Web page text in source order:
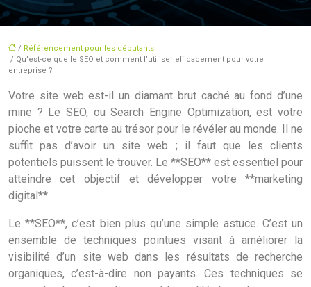
/ Référencement pour les débutants
/ Qu’est-ce que le SEO et comment l’utiliser efficacement pour votre
entreprise ?
Votre site web est-il un diamant brut caché au fond d’une
mine ? Le SEO, ou Search Engine Optimization, est votre
pioche et votre carte au trésor pour le révéler au monde. Il ne
suffit pas d’avoir un site web ; il faut que les clients
potentiels puissent le trouver. Le **SEO** est essentiel pour
atteindre cet objectif et développer votre **marketing
digital**.
Le **SEO**, c’est bien plus qu’une simple astuce. C’est un
ensemble de techniques pointues visant à améliorer la
visibilité d’un site web dans les résultats de recherche
organiques, c’est-à-dire non payants. Ces techniques se